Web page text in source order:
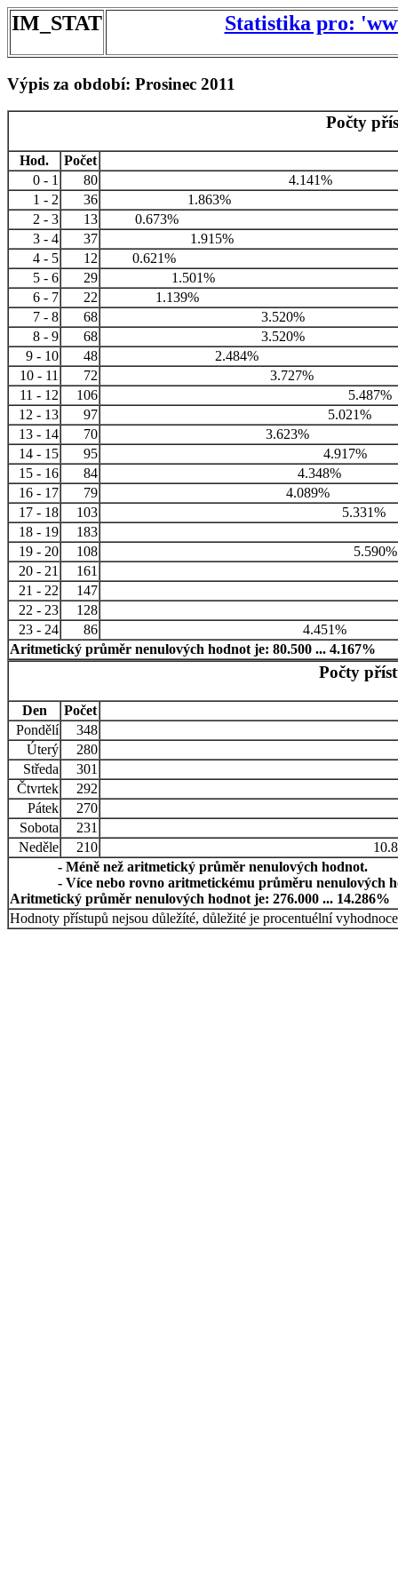
IM_STAT Statistika pro:
Výpis za období: Prosinec 2011
Počty
Hod.
Počet
0 - 1
80
4.141%
1 - 2
36
1.863%
2 - 3
13
0.673%
3 - 4
37
1.915%
4 - 5
12
0.621%
5 - 6
29
1.501%
6 - 7
22
1.139%
7 - 8
68
3.520%
8 - 9
68
3.520%
9 - 10
48
2.484%
10 - 11
72
3.727%
11 - 12
106
5.487%
12 - 13
97
5.021%
13 - 14
70
3.623%
14 - 15
95
4.917%
15 - 16
84
4.348%
16 - 17
79
4.089%
17 - 18
103
5.331%
18 - 19
183
19 - 20
108
5.590%
20 - 21
161
21 - 22
147
22 - 23
128
23 - 24
86
4.451%
Aritmetický průměr nenulových hodnot je: 80.500 ... 4.167%
Počty
Den
Počet
Pondělí
348
Úterý
280
Středa
301
Čtvrtek
292
Pátek
270
Sobota
231
Neděle
210
- Méně než aritmetický průměr nenulových hodnot.
- Více nebo rovno aritmetickému průměru nenulových
Aritmetický průměr nenulových hodnot je: 276.000 ... 14.286%
Hodnoty přístupů nejsou důležíté, důležité je procentuélní